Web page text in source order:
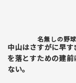
名無しの野
中山はさすがに早
を落とすための建
ない。